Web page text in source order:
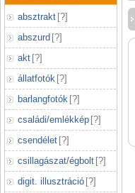
absztrakt [?]
abszurd [?]
akt [?]
állatfotók [?]
barlangfotók [?]
családi/emlékkép [?]
csendélet [?]
csillagászat/égbolt [?]
digit. illusztráció [?]